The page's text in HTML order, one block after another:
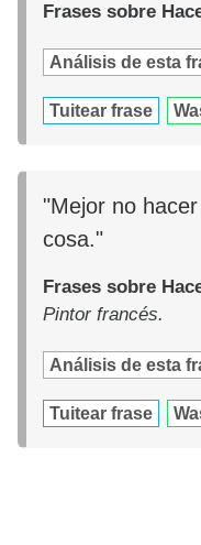
Frases sobre
Análisis de esta
Tuitear frase
"Mejor no
cosa."
Frases sobre
Pintor francés.
Análisis de esta
Tuitear frase